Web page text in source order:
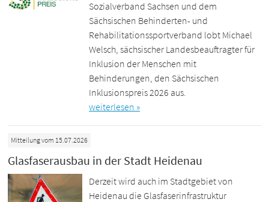
Sozialverband Sachsen und dem
Sächsischen Behinderten- und
Rehabilitationssportverband lobt Michael
Welsch, sächsischer Landesbeauftragter für
Inklusion der Menschen mit
Behinderungen, den Sächsischen
Inklusionspreis 2026 aus.
weiterlesen »
Mitteilung vom 15.07.2026
Glasfaserausbau in der Stadt Heidenau
Derzeit wird auch im Stadtgebiet von
Heidenau die Glasfaserinfrastruktur